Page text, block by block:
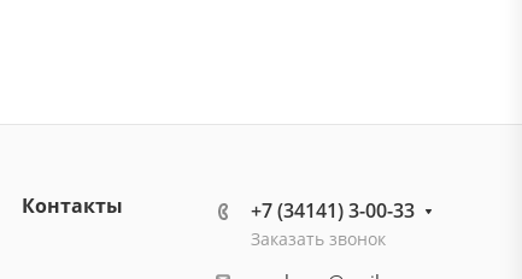
Контакты +7 (34141) 3-00-33
Заказать звонок